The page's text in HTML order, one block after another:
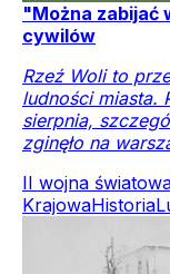
"Można zabijać
cywilów
Rzeź Woli to
ludności miasta.
sierpnia,
zginęło na
II wojna
KrajowaHistoria